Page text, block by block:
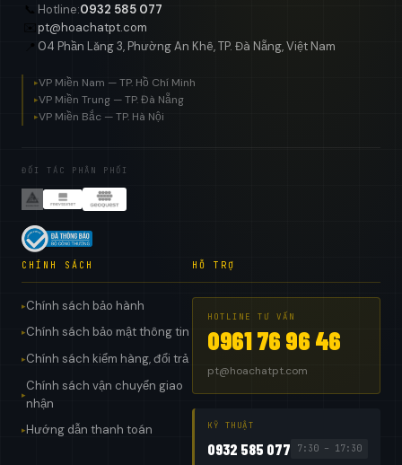
📞 Hotline:0932 585 077
pt@hoachatpt.com
📍 04 Phần Lăng 3, Phường An Khê, TP. Đà Nẵng, Việt Nam
▸VP Miền Nam — TP. Hồ Chí Minh
▸VP Miền Trung — TP. Đà Nẵng
▸VP Miền Bắc — TP. Hà Nội
ĐỐI TÁC PHÂN PHỐI
CHÍNH SÁCH
▸Chính sách bảo hành
▸Chính sách bảo mật thông tin
▸Chính sách kiểm hàng, đổi trả
▸
Chính sách vận chuyển giao
nhận
▸Hướng dẫn thanh toán
HỖ TRỢ
HOTLINE TƯ VẤN
0961 76 96 46
pt@hoachatpt.com
KỸ THUẬT
0932 585 077 7:30 – 17:30